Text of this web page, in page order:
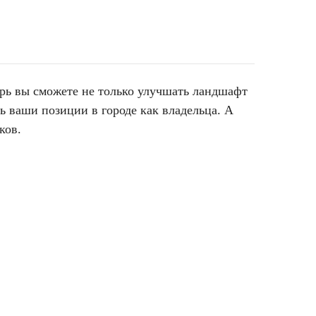
вы сможете не только улучшать ландшафт
ваши позиции в городе как владельца. А